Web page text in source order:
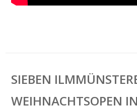
SIEBEN
WEIHNACHTSOPEN